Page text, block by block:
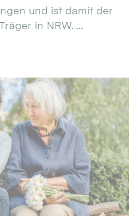
und ist damit der
in NRW. ...